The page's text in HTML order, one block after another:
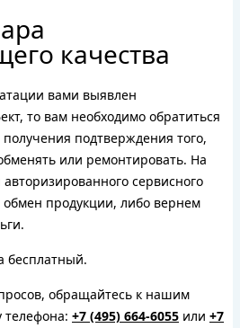
качества
вами выявлен
то вам необходимо обратиться
подтверждения того,
или ремонтировать. На
сервисного
продукции, либо вернем
бесплатный.
обращайтесь к нашим
+7 (495) 664-6055 или +7